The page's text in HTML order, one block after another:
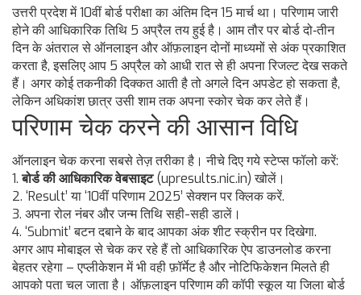
उत्तरी प्रदेश में 10वीं बोर्ड परीक्षा का अंतिम दिन 15 मार्च था। परिणाम जारी
होने की आधिकारिक तिथि 5 अप्रैल तय हुई है। आम तौर पर बोर्ड दो‑तीन
दिन के अंतराल से ऑनलाइन और ऑफ़लाइन दोनों माध्यमों से अंक प्रकाशित
करता है, इसलिए आप 5 अप्रैल को आधी रात से ही अपना रिजल्ट देख सकते
हैं। अगर कोई तकनीकी दिक्कत आती है तो अगले दिन अपडेट हो सकता है,
लेकिन अधिकांश छात्र उसी शाम तक अपना स्कोर चेक कर लेते हैं।
परिणाम चेक करने की आसान विधि
ऑनलाइन चेक करना सबसे तेज़ तरीका है। नीचे दिए गये स्टेप्स फॉलो करें:
1.बोर्ड की आधिकारिक वेबसाइट(upresults.nic.in) खोलें।
2. ‘Result’ या ‘10वीं परिणाम 2025’ सेक्शन पर क्लिक करें.
3. अपना रोल नंबर और जन्म तिथि सही-सही डालें।
4. ‘Submit’ बटन दबाने के बाद आपका अंक शीट स्क्रीन पर दिखेगा.
अगर आप मोबाइल से चेक कर रहे हैं तो आधिकारिक ऐप डाउनलोड करना
बेहतर रहेगा – एप्लीकेशन में भी वही फ़ॉर्मेट है और नोटिफिकेशन मिलते ही
आपको पता चल जाता है। ऑफ़लाइन परिणाम की कॉपी स्कूल या जिला बोर्ड